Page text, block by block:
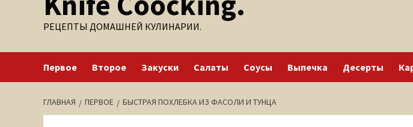
содержимому
РЕЦЕПТЫ ДОМАШНЕЙ КУЛИНАРИИ.
Первое Второе Закуски Салаты Соусы Выпечка Десерты
ГЛАВНАЯ ПЕРВОЕ БЫСТРАЯ ПОХЛЕБКА ИЗ ФАСОЛИ И ТУНЦА